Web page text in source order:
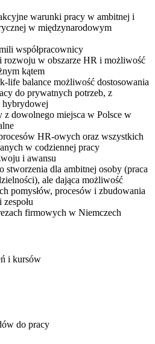
warunki pracy w ambitnej i
w międzynarodowym
współpracownicy
rozwoju w obszarze HR i możliwość
kątem
life balance możliwość dostosowania
do prywatnych potrzeb, z
hybrydowej
z dowolnego miejsca w Polsce w
HR-owych oraz wszystkich
w codziennej pracy
i awansu
stworzenia dla ambitnej osoby (praca
ale dająca możliwość
pomysłów, procesów i zbudowania
firmowych w Niemczech
i kursów
do pracy